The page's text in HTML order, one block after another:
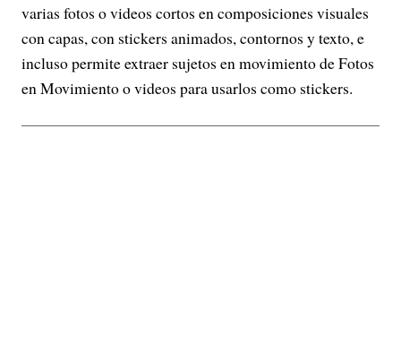
varias fotos o videos cortos en composiciones visuales
con capas, con stickers animados, contornos y texto, e
incluso permite extraer sujetos en movimiento de Fotos
en Movimiento o videos para usarlos como stickers.